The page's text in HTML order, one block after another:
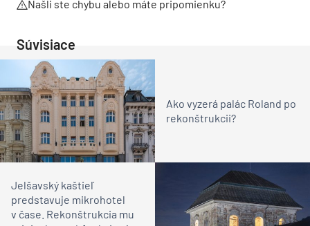
Akadémia praxe v
školských lavíc rovno na
prestížne stavby
Filiálka nie je lokálny spor,
je to kapacitná otázka
železničného uzla
Bratislava